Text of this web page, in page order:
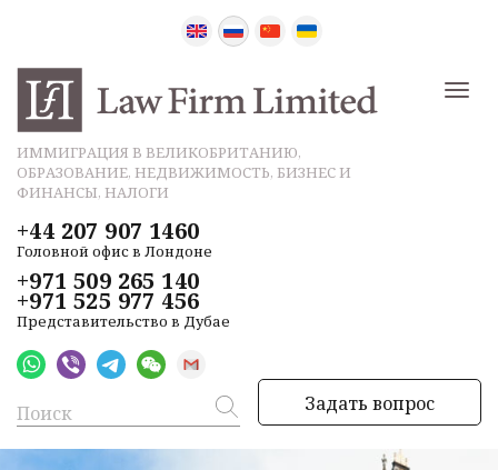
ИММИГРАЦИЯ В ВЕЛИКОБРИТАНИЮ,
ОБРАЗОВАНИЕ, НЕДВИЖИМОСТЬ, БИЗНЕС И
ФИНАНСЫ, НАЛОГИ
+44 207 907 1460
Головной офис в Лондоне
+971 509 265 140
+971 525 977 456
Представительство в Дубае
Задать вопрос